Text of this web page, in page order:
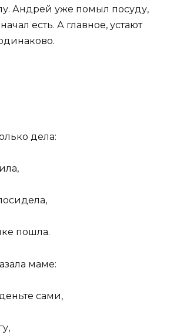
Андрей уже помыл посуду,
есть. А главное, устают
дела:
пошла.
маме:
сами,